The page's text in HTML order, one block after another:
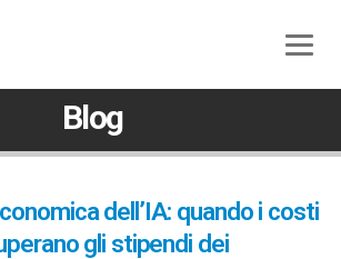
Blog
dell’IA: quando i costi
gli stipendi dei